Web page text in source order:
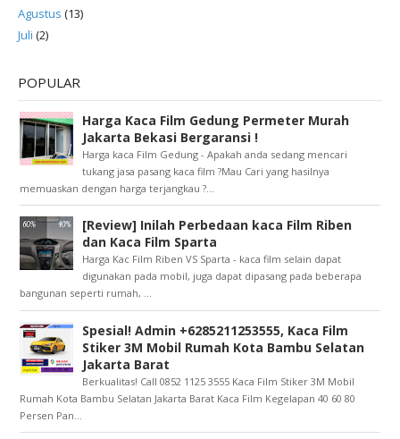
Agustus (13)
Juli (2)
POPULAR
Harga Kaca Film Gedung Permeter Murah
Jakarta Bekasi Bergaransi !
Harga kaca Film Gedung - Apakah anda sedang mencari
tukang jasa pasang kaca film ?Mau Cari yang hasilnya
memuaskan dengan harga terjangkau ?...
[Review] Inilah Perbedaan kaca Film Riben
dan Kaca Film Sparta
Harga Kac Film Riben VS Sparta - kaca film selain dapat
digunakan pada mobil, juga dapat dipasang pada beberapa
bangunan seperti rumah, ...
Spesial! Admin +6285211253555, Kaca Film
Stiker 3M Mobil Rumah Kota Bambu Selatan
Jakarta Barat
Berkualitas! Call 0852 1125 3555 Kaca Film Stiker 3M Mobil
Rumah Kota Bambu Selatan Jakarta Barat Kaca Film Kegelapan 40 60 80
Persen Pan...